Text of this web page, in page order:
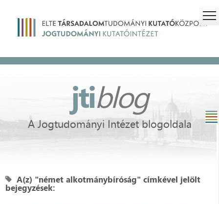
jtiblog
A Jogtudományi Intézet blogoldala
A(z) "német alkotmánybíróság" címkével jelölt
bejegyzések: